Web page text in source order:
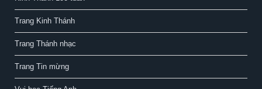
Trang Kinh Thánh
Trang Thánh nhạc
Trang Tin mừng